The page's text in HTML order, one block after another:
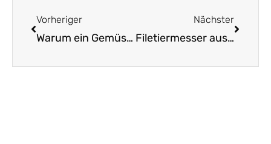
Vorheriger
Warum ein Gemüsemesser in deiner Küche unverzichtbar ist
Nächster
Filetiermesser aus Solingen: Präzision für Küche und Grill